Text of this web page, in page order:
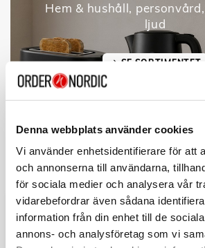
Denna webbplats använder cookies
Vi använder enhetsidentifierare för att
och annonserna till användarna,
för sociala medier och analysera vår
vidarebefordrar även sådana
information från din enhet till de
annons- och analysföretag som vi
Hem & hushåll,
ljud
SE SORTIMENTET